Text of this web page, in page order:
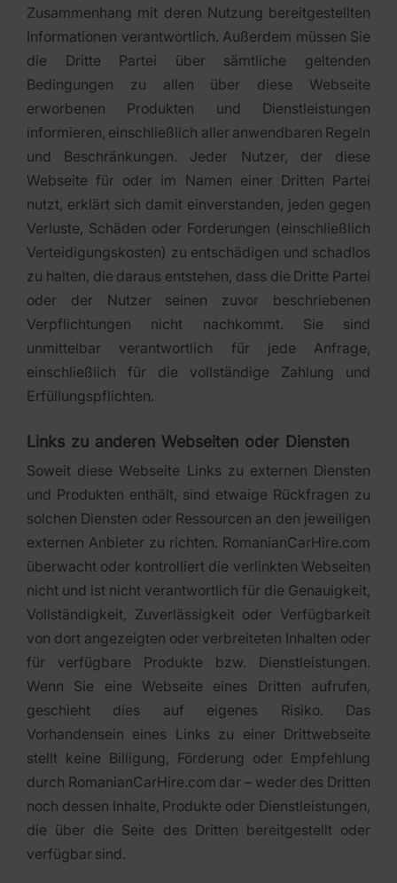
Zusammenhang mit deren Nutzung bereitgestellten
Informationen verantwortlich. Außerdem müssen Sie
die Dritte Partei über sämtliche geltenden
Bedingungen zu allen über diese Webseite
erworbenen Produkten und Dienstleistungen
informieren, einschließlich aller anwendbaren Regeln
und Beschränkungen. Jeder Nutzer, der diese
Webseite für oder im Namen einer Dritten Partei
nutzt, erklärt sich damit einverstanden, jeden gegen
Verluste, Schäden oder Forderungen (einschließlich
Verteidigungskosten) zu entschädigen und schadlos
zu halten, die daraus entstehen, dass die Dritte Partei
oder der Nutzer seinen zuvor beschriebenen
Verpflichtungen nicht nachkommt. Sie sind
unmittelbar verantwortlich für jede Anfrage,
einschließlich für die vollständige Zahlung und
Erfüllungspflichten.
Links zu anderen Webseiten oder Diensten
Soweit diese Webseite Links zu externen Diensten
und Produkten enthält, sind etwaige Rückfragen zu
solchen Diensten oder Ressourcen an den jeweiligen
externen Anbieter zu richten. RomanianCarHire.com
überwacht oder kontrolliert die verlinkten Webseiten
nicht und ist nicht verantwortlich für die Genauigkeit,
Vollständigkeit, Zuverlässigkeit oder Verfügbarkeit
von dort angezeigten oder verbreiteten Inhalten oder
für verfügbare Produkte bzw. Dienstleistungen.
Wenn Sie eine Webseite eines Dritten aufrufen,
geschieht dies auf eigenes Risiko. Das
Vorhandensein eines Links zu einer Drittwebseite
stellt keine Billigung, Förderung oder Empfehlung
durch RomanianCarHire.com dar – weder des Dritten
noch dessen Inhalte, Produkte oder Dienstleistungen,
die über die Seite des Dritten bereitgestellt oder
verfügbar sind.